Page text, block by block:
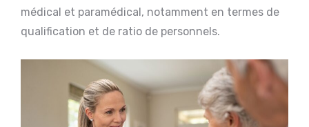
médical et paramédical, notamment en termes de
qualification et de ratio de personnels.